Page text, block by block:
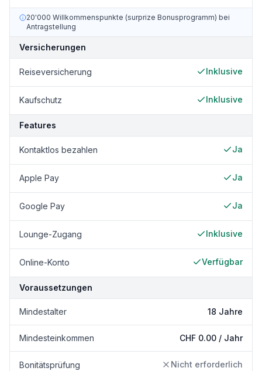
20'000 Willkommenspunkte (surprize Bonusprogramm) bei
Antragstellung
Versicherungen
Reiseversicherung Inklusive
Kaufschutz Inklusive
Features
Kontaktlos bezahlen Ja
Apple Pay Ja
Google Pay Ja
Lounge-Zugang Inklusive
Online-Konto Verfügbar
Voraussetzungen
Mindestalter 18 Jahre
Mindesteinkommen CHF 0.00 / Jahr
Bonitätsprüfung Nicht erforderlich